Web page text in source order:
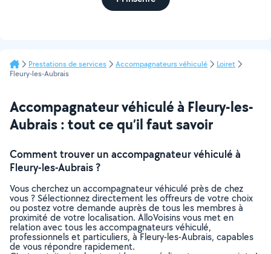
Prestations de services Accompagnateurs véhiculé
Loiret
Fleury-les-Aubrais
Accompagnateur véhiculé à Fleury-les-
Aubrais : tout ce qu’il faut savoir
Comment trouver un accompagnateur véhiculé à
Fleury-les-Aubrais ?
Vous cherchez un accompagnateur véhiculé près de chez
vous ? Sélectionnez directement les offreurs de votre choix
ou postez votre demande auprès de tous les membres à
proximité de votre localisation. AlloVoisins vous met en
relation avec tous les accompagnateurs véhiculé,
professionnels et particuliers, à Fleury-les-Aubrais, capables
de vous répondre rapidement.